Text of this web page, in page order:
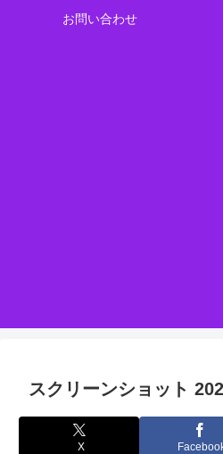
お問い合わせ
スクリーンショット
X